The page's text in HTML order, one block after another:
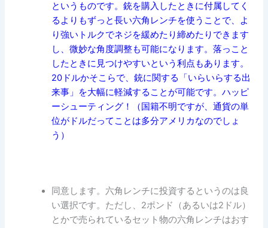
というものです。銃を購入したときに付属してく
るよりもずっと長い六角レンチを使うことで、よ
り強いトルクでネジを緩めたり締めたりできます
し、微妙な角度調整も可能になります。落っこと
したときに見つけやすいという利点もあります。
20ドルかそこらで、銃に関する「いらいらする出
来事」を大幅に軽減することが可能です。ハッピ
ーシューティング！（国籍不明ですが、通貨の単
位がドルだってことは多分アメリカなのでしょ
う）
同意します。六角レンチに投資するというのは良
い選択です。ただし、2ポンド（あるいは2ドル）
とかで売られているセット物の六角レンチはおす